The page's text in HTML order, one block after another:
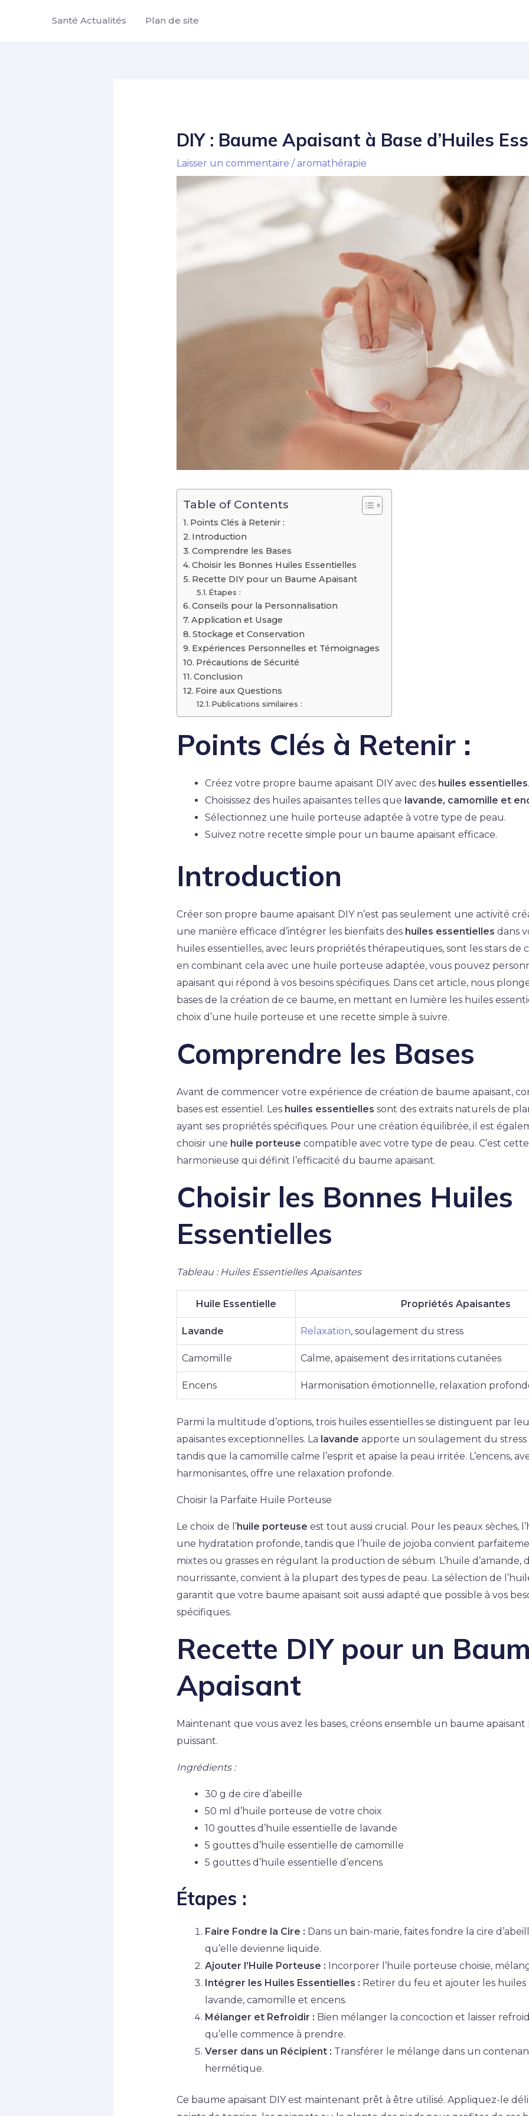
Santé Actualités Plan de site
DIY : Baume Apaisant à Base d’Huiles
Laisser un commentaire / aromathérapie
Table of Contents
Points Clés à Retenir :
Introduction
Comprendre les Bases
Choisir les Bonnes Huiles Essentielles
Recette DIY pour un Baume Apaisant
Étapes :
Conseils pour la Personnalisation
Application et Usage
Stockage et Conservation
Expériences Personnelles et Témoignages
Précautions de Sécurité
Conclusion
Foire aux Questions
Publications similaires :
Points Clés à Retenir :
Créez votre propre baume apaisant DIY avec des huiles essentielles.
Choisissez des huiles apaisantes telles que lavande, camomille et
Sélectionnez une huile porteuse adaptée à votre type de peau.
Suivez notre recette simple pour un baume apaisant efficace.
Introduction
Créer son propre baume apaisant DIY n’est pas seulement une activité
une manière efficace d’intégrer les bienfaits des huiles essentielles dans
huiles essentielles, avec leurs propriétés thérapeutiques, sont les stars de
en combinant cela avec une huile porteuse adaptée, vous pouvez
apaisant qui répond à vos besoins spécifiques. Dans cet article, nous
bases de la création de ce baume, en mettant en lumière les huiles
choix d’une huile porteuse et une recette simple à suivre.
Comprendre les Bases
Avant de commencer votre expérience de création de baume apaisant,
bases est essentiel. Les huiles essentielles sont des extraits naturels de
ayant ses propriétés spécifiques. Pour une création équilibrée, il est
choisir une huile porteuse compatible avec votre type de peau. C’est
harmonieuse qui définit l’efficacité du baume apaisant.
Choisir les Bonnes Huiles
Essentielles
Tableau : Huiles Essentielles Apaisantes
Huile Essentielle Propriétés Apaisantes
Lavande Relaxation, soulagement du stress
Camomille Calme, apaisement des irritations cutanées
Encens Harmonisation émotionnelle, relaxation
Parmi la multitude d’options, trois huiles essentielles se distinguent par
apaisantes exceptionnelles. La lavande apporte un soulagement du stress
tandis que la camomille calme l’esprit et apaise la peau irritée. L’encens,
harmonisantes, offre une relaxation profonde.
Choisir la Parfaite Huile Porteuse
Le choix de l’huile porteuse est tout aussi crucial. Pour les peaux sèches,
une hydratation profonde, tandis que l’huile de jojoba convient
mixtes ou grasses en régulant la production de sébum. L’huile d’amande,
nourrissante, convient à la plupart des types de peau. La sélection de
garantit que votre baume apaisant soit aussi adapté que possible à vos
spécifiques.
Recette DIY pour un
Apaisant
Maintenant que vous avez les bases, créons ensemble un baume apaisant
puissant.
Ingrédients :
30 g de cire d’abeille
50 ml d’huile porteuse de votre choix
10 gouttes d’huile essentielle de lavande
5 gouttes d’huile essentielle de camomille
5 gouttes d’huile essentielle d’encens
Étapes :
Faire Fondre la Cire : Dans un bain-marie, faites fondre la cire
qu’elle devienne liquide.
Ajouter l’Huile Porteuse : Incorporer l’huile porteuse choisie,
Intégrer les Huiles Essentielles : Retirer du feu et ajouter les huiles
lavande, camomille et encens.
Mélanger et Refroidir : Bien mélanger la concoction et laisser
qu’elle commence à prendre.
Verser dans un Récipient : Transférer le mélange dans un
hermétique.
Ce baume apaisant DIY est maintenant prêt à être utilisé. Appliquez-le